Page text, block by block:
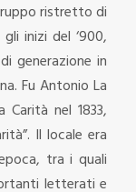
ristretto di
inizi del ‘900,
generazione in
Fu Antonio La
nel 1833,
Il locale era
tra i quali
letterati e